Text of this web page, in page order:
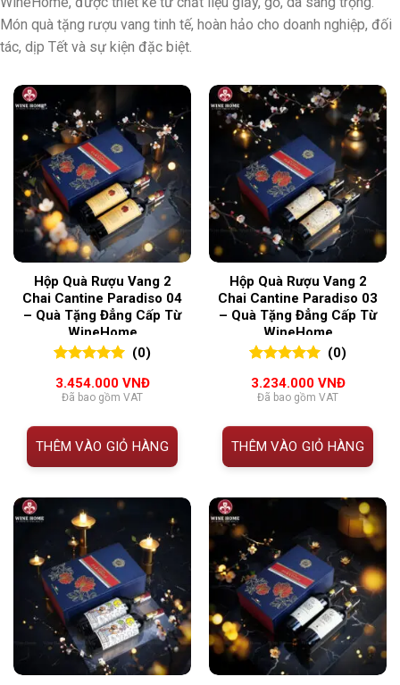
Món quà tặng rượu vang tinh tế, hoàn hảo cho doanh nghiệp, đối
tác, dịp Tết và sự kiện đặc biệt.
Hộp Quà Rượu Vang 2
Chai Cantine Paradiso 04
– Quà Tặng Đẳng Cấp Từ
WineHome
đánh giá
(0)
3.454.000 VNĐ
Đã bao gồm VAT
THÊM VÀO GIỎ HÀNG
Hộp Quà Rượu Vang 2
Chai Cantine Paradiso 03
– Quà Tặng Đẳng Cấp Từ
WineHome
đánh giá
(0)
3.234.000 VNĐ
Đã bao gồm VAT
THÊM VÀO GIỎ HÀNG